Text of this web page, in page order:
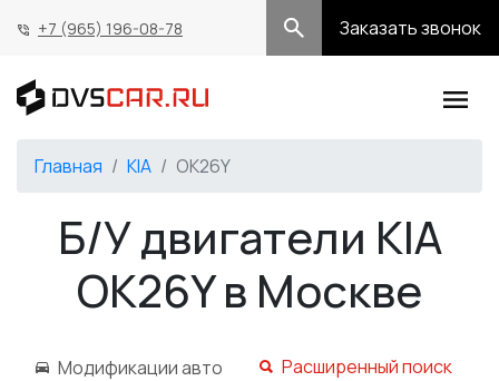
+7 (965) 196-08-78 Заказать звонок
Главная KIA OK26Y
Б/У двигатели KIA
OK26Y в Москве
Модификации авто
Расширенный поиск